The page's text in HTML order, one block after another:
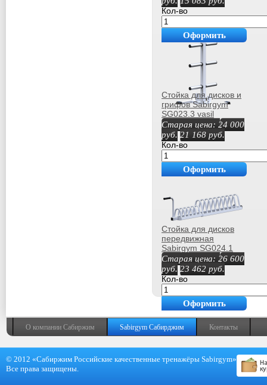
Кол-во
Оформить
покупку
Стойка для дисков и
грифов Sabirgym
SG023.3 vasil
Старая цена: 24 000
руб. 21 168 руб.
Кол-во
Оформить
Стойка для дисков
передвижная
Sabirgym SG024.1
спортдоставка
Старая цена: 26 600
руб. 23 462 руб.
Кол-во
Оформить
покупку
О компании Сабиржим Sabirgym Сабирджим Контакты
© 2012 «Сабиржим Российские качественные тренажёры Sabirgym»
Все права защищены.